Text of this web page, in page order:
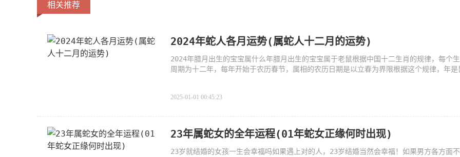
相关推荐
2024年蛇人各月运势(属蛇人十二月的运势)
2024年腊月出生的宝宝属什么年腊月出生的宝宝属于老鼠根据中国十二生肖的规律，每个
周期为十二年，每年开始于农历春节，属相的农历日期是以立春为界限根据这个规律，年是
2025-01-01 00:45:23
23年属蛇女的全年运程(01年蛇女正缘何时出现)
23岁就结婚的女孩一生会幸福吗如果遇上对的人，23岁结婚当然会幸福！如果男方各方面